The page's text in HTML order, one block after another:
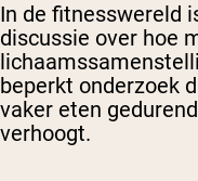
In de fitnesswereld
discussie over hoe
beperkt onderzoek
vaker eten
verhoogt.